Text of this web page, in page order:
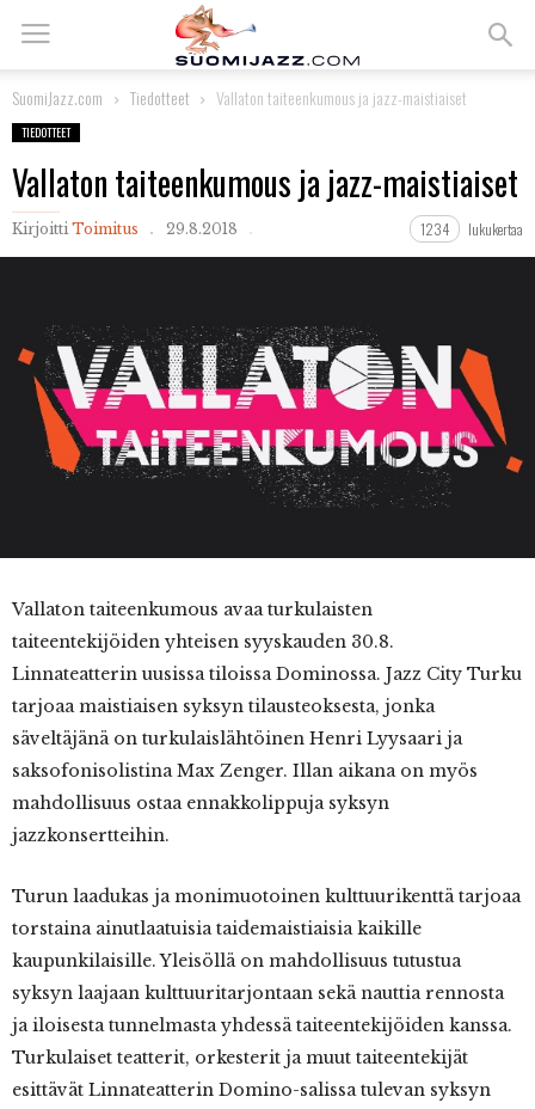
SuomiJazz.com Tiedotteet Vallaton taiteenkumous ja jazz-maistiaiset
TIEDOTTEET
Vallaton taiteenkumous ja jazz-maistiaiset
Kirjoitti Toimitus 29.8.2018 1234 lukukertaa
Vallaton taiteenkumous avaa turkulaisten
taiteentekijöiden yhteisen syyskauden 30.8.
Linnateatterin uusissa tiloissa Dominossa. Jazz City Turku
tarjoaa maistiaisen syksyn tilausteoksesta, jonka
säveltäjänä on turkulaislähtöinen Henri Lyysaari ja
saksofonisolistina Max Zenger. Illan aikana on myös
mahdollisuus ostaa ennakkolippuja syksyn
jazzkonsertteihin.
Turun laadukas ja monimuotoinen kulttuurikenttä tarjoaa
torstaina ainutlaatuisia taidemaistiaisia kaikille
kaupunkilaisille. Yleisöllä on mahdollisuus tutustua
syksyn laajaan kulttuuritarjontaan sekä nauttia rennosta
ja iloisesta tunnelmasta yhdessä taiteentekijöiden kanssa.
Turkulaiset teatterit, orkesterit ja muut taiteentekijät
esittävät Linnateatterin Domino-salissa tulevan syksyn